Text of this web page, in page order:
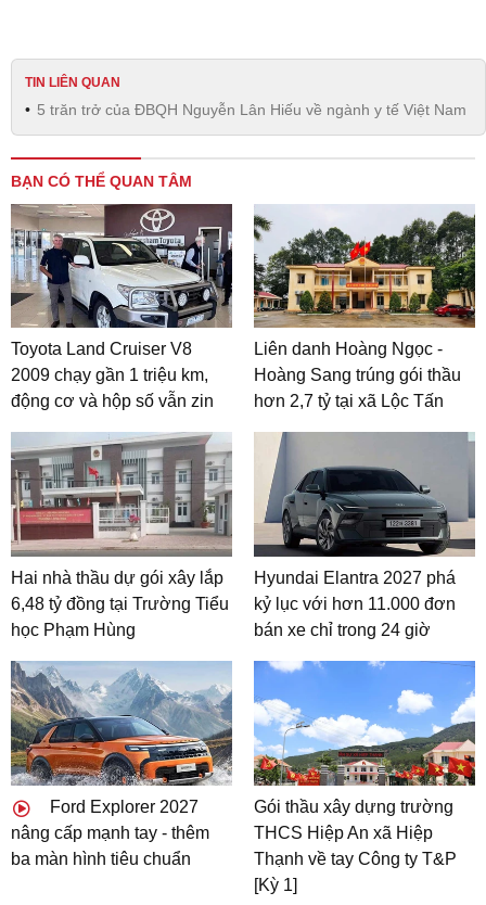
TIN LIÊN QUAN
5 trăn trở của ĐBQH Nguyễn Lân Hiếu về ngành y tế Việt Nam
BẠN CÓ THỂ QUAN TÂM
Toyota Land Cruiser V8
2009 chạy gần 1 triệu km,
động cơ và hộp số vẫn zin
Liên danh Hoàng Ngọc -
Hoàng Sang trúng gói thầu
hơn 2,7 tỷ tại xã Lộc Tấn
Hai nhà thầu dự gói xây lắp
6,48 tỷ đồng tại Trường Tiểu
học Phạm Hùng
Hyundai Elantra 2027 phá
kỷ lục với hơn 11.000 đơn
bán xe chỉ trong 24 giờ
Ford Explorer 2027
nâng cấp mạnh tay - thêm
ba màn hình tiêu chuẩn
Gói thầu xây dựng trường
THCS Hiệp An xã Hiệp
Thạnh về tay Công ty T&P
[Kỳ 1]